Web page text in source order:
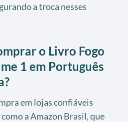
a troca nesses
o Livro Fogo
1 em Português
em lojas confiáveis
a Amazon Brasil, que